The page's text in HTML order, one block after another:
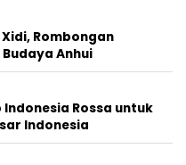
Rombongan
Anhui
Rossa untuk
Indonesia